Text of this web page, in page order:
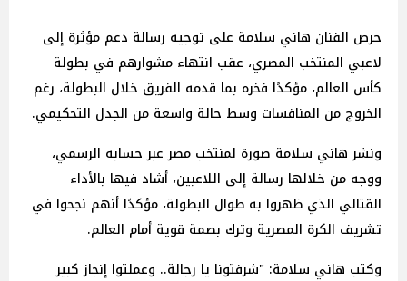
حرص الفنان هاني سلامة على توجيه رسالة دعم مؤثرة إلى
لاعبي المنتخب المصري، عقب انتهاء مشوارهم في بطولة
كأس العالم، مؤكدًا فخره بما قدمه الفريق خلال البطولة، رغم
الخروج من المنافسات وسط حالة واسعة من الجدل التحكيمي.
ونشر هاني سلامة صورة لمنتخب مصر عبر حسابه الرسمي،
ووجه من خلالها رسالة إلى اللاعبين، أشاد فيها بالأداء
القتالي الذي ظهروا به طوال البطولة، مؤكدًا أنهم نجحوا في
تشريف الكرة المصرية وترك بصمة قوية أمام العالم.
وكتب هاني سلامة: "شرفتونا يا رجالة.. وعملتوا إنجاز كبير